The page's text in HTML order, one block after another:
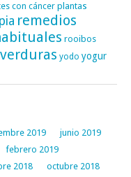
con cáncer plantas
remedios
rooibos
verduras yodo yogur
2019
junio 2019
febrero 2019
2018
octubre 2018